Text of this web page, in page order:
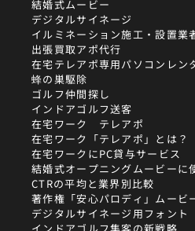
結婚式ムービー
デジタルサイネージ
イルミネーション施工・設置業
出張買取アポ代行
在宅テレアポ専用パソコンレン
蜂の巣駆除
ゴルフ仲間探し
インドアゴルフ送客
在宅ワーク テレアポ
在宅ワーク「テレアポ」とは？
在宅ワークにPC貸与サービス
結婚式オープニングムービーに
CTRの平均と業界別比較
著作権「安心パロディ」ムービ
デジタルサイネージ用フォント